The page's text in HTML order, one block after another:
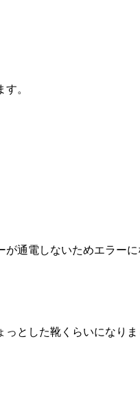
。
通電しないためエラーに
とした靴くらいになりま